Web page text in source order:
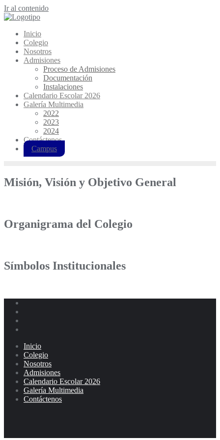
Ir al contenido
Inicio
Colegio
Nosotros
Admisiones
Proceso de Admisiones
Documentación
Instalaciones
Calendario Escolar 2026
Galería Multimedia
2022
2023
2024
Contáctenos
Campus
Misión, Visión y Objetivo General
Organigrama del Colegio
Símbolos Institucionales
Inicio
Colegio
Nosotros
Admisiones
Calendario Escolar 2026
Galería Multimedia
Contáctenos